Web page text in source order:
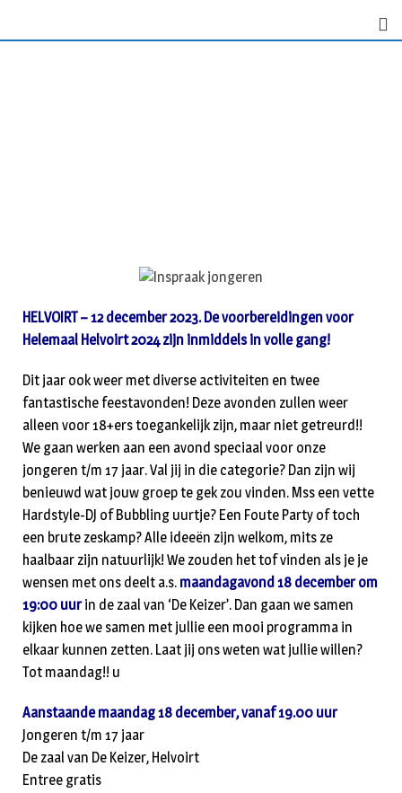
HELVOIRT – 12 december 2023. De voorbereidingen voor
Helemaal Helvoirt 2024 zijn inmiddels in volle gang!
Dit jaar ook weer met diverse activiteiten en twee
fantastische feestavonden! Deze avonden zullen weer
alleen voor 18+ers toegankelijk zijn, maar niet getreurd!!
We gaan werken aan een avond speciaal voor onze
jongeren t/m 17 jaar. Val jij in die categorie? Dan zijn wij
benieuwd wat jouw groep te gek zou vinden. Mss een vette
Hardstyle-DJ of Bubbling uurtje? Een Foute Party of toch
een brute zeskamp? Alle ideeën zijn welkom, mits ze
haalbaar zijn natuurlijk! We zouden het tof vinden als je je
wensen met ons deelt a.s. maandagavond 18 december om
19:00 uurin de zaal van ‘De Keizer’. Dan gaan we samen
kijken hoe we samen met jullie een mooi programma in
elkaar kunnen zetten. Laat jij ons weten wat jullie willen?
Tot maandag!! u
Aanstaande maandag 18 december, vanaf 19.00 uur
Jongeren t/m 17 jaar
De zaal van De Keizer, Helvoirt
Entree gratis